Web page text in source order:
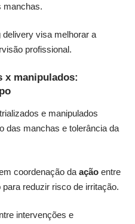
manchas.
visa melhorar a
profissional.
x manipulados:
e manipulados
das manchas e tolerância da
coordenação da ação entre
reduzir risco de irritação.
intervenções e